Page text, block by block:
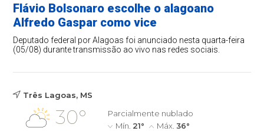
Flávio Bolsonaro escolhe o alagoano
Alfredo Gaspar como vice
Deputado federal por Alagoas foi anunciado nesta quarta-feira
(05/08) durante transmissão ao vivo nas redes sociais.
Três Lagoas, MS
30°
Parcialmente nublado
Mín. 21° Máx.36°